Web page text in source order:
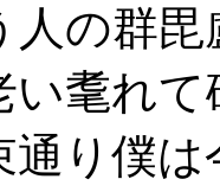
人の群
い耄れ
通り僕